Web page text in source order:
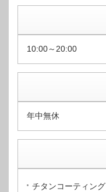
10:00～20:00
年中無休
チタンコーティング